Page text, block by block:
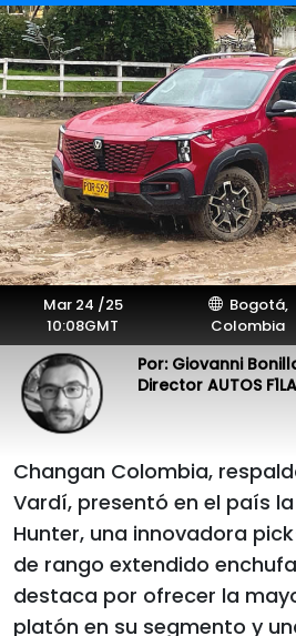
Mar 24 /25
10:08GMT
Bogotá,
Colombia
Por: Giovanni
Director AUTOS
Changan Colombia,
Vardí, presentó en el país
Hunter, una innovadora
de rango extendido
destaca por ofrecer la
platón en su segmento y